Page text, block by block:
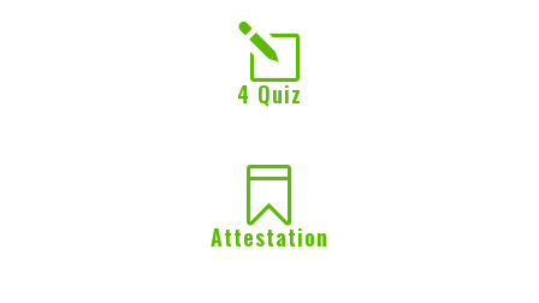
l
4 Quiz

Attestation